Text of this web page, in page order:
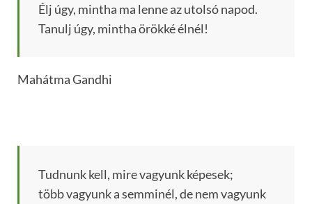
Élj úgy, mintha ma lenne az utolsó napod.
Tanulj úgy, mintha örökké élnél!
Mahátma Gandhi
Tudnunk kell, mire vagyunk képesek;
több vagyunk a semminél, de nem vagyunk